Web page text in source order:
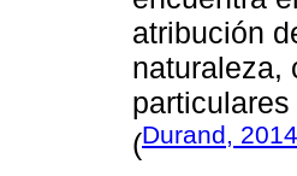
atribución
naturaleza,
(Durand, 2014